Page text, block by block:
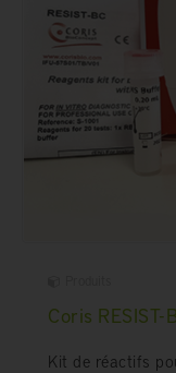
Coris RESIST-
Kit de réactifs